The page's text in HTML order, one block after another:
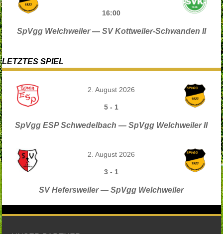
16:00
SpVgg Welchweiler — SV Kottweiler-Schwanden II
LETZTES SPIEL
2. August 2026
5 - 1
SpVgg ESP Schwedelbach — SpVgg Welchweiler II
2. August 2026
3 - 1
SV Hefersweiler — SpVgg Welchweiler